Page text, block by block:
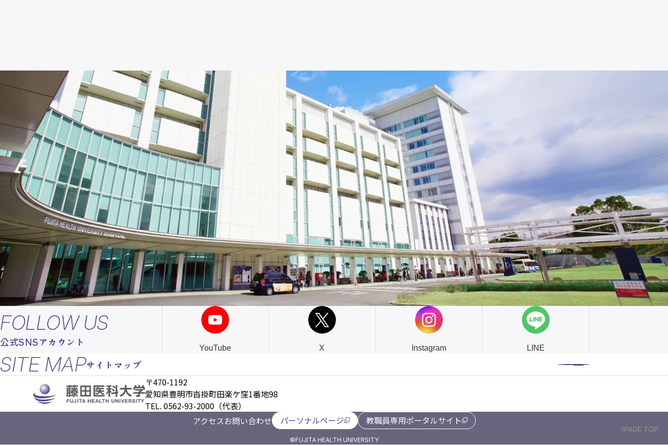
FOLLOW US
公式SNSアカウント YouTube X Instagram LINE
SITE MAPサイトマップ
〒470-1192
愛知県豊明市沓掛町田楽ケ窪1番地98
TEL. 0562-93-2000（代表）
アクセスお問い合わせ パーソナルページ 教職員専用ポータルサイト
©FUJITA HEALTH UNIVERSITY
PAGE TOP